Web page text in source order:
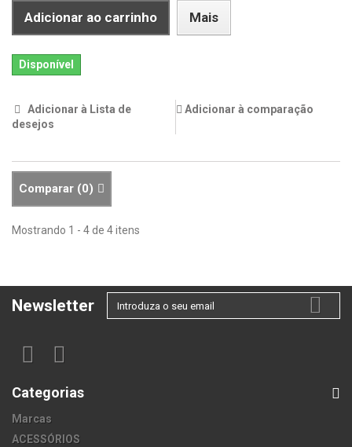
Adicionar ao carrinho Mais
Disponível
Adicionar à Lista de
desejos
Adicionar à comparação
Comparar (0)
Mostrando 1 - 4 de 4 itens
Newsletter
Categorias
Marcas
ACESSÓRIOS